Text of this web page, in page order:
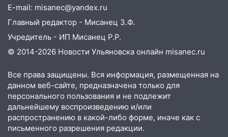
09:41 Диана Шурыгина уверовала в
Бога в СИЗО
09:35 В Ульяновске директора фирмы
будут судить за неуплату налогов на 48
08:22 Подросток на питбайке сбил
велосипедистку: пострадали двое
07:20 Жара возвращается: ожидается
знойный и сухой четверг
E-mail: misanec@yandex.ru
Главный редактор - Мисанец З.Ф.
Учредитель - ИП Мисанец Р.Р.
© 2014-2026 Новости Ульяновска онлайн misanec.ru
Все права защищены. Вся информация, размещенная на
данном веб-сайте, предназначена только для
персонального пользования и не подлежит
дальнейшему воспроизведению и/или
распространению в какой-либо форме, иначе как с
письменного разрешения редакции.